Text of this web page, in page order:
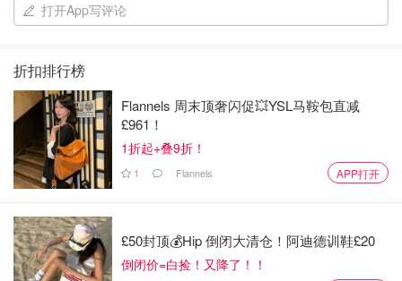
打开App写评论
折扣排行榜
Flannels 周末顶奢闪促💥YSL马鞍包直减
£961！
1折起+叠9折！
1 Flannels APP打开
£50封顶💰Hip 倒闭大清仓！阿迪德训鞋£20
倒闭价=白捡！又降了！！